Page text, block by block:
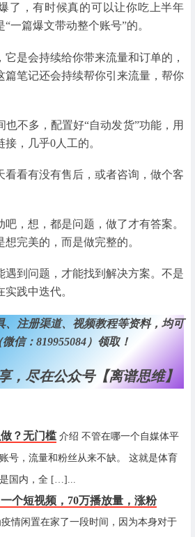
了，有时候真的可以让你吃上半年
一篇爆文带动整个账号”的。
它是会持续给你带来流量和订单的，
篇笔记还会持续帮你引来流量，帮你
也不多，配置好“自动发货”功能，用
，几乎0人工的。
看看有没有售后，或者咨询，做个客
，想，都是问题，做了才有答案。
完美的，而是做完整的。
遇到问题，才能找到解决方案。不是
践中迭代。
、注册渠道、视频教程等资料，均可
信：819955084）领取！
，尽在公众号【离谱思维】
？无门槛 介绍 不管在哪一个自媒体平
号，流量和粉丝从来不缺。 这就是体育
国内，全 […]...
个短视频，70万播放量，涨粉
情闲置在家了一段时间，因为本身对于